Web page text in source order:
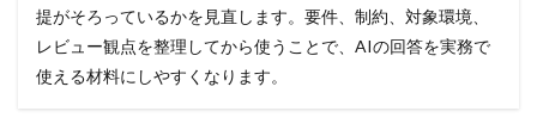
提がそろっているかを見直します。要件、制約、対象環境、
レビュー観点を整理してから使うことで、AIの回答を実務で
使える材料にしやすくなります。